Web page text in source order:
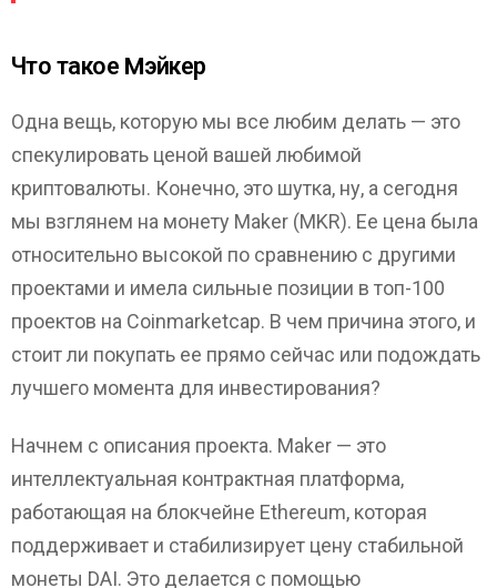
Что такое Mэйкер
Одна вещь, которую мы все любим делать — это
спекулировать ценой вашей любимой
криптовалюты. Конечно, это шутка, ну, а сегодня
мы взглянем на монету Maker (MKR). Ее цена была
относительно высокой по сравнению с другими
проектами и имела сильные позиции в топ-100
проектов на Coinmarketcap. В чем причина этого, и
стоит ли покупать ее прямо сейчас или подождать
лучшего момента для инвестирования?
Начнем с описания проекта. Maker — это
интеллектуальная контрактная платформа,
работающая на блокчейне Ethereum, которая
поддерживает и стабилизирует цену стабильной
монеты DAI. Это делается с помощью